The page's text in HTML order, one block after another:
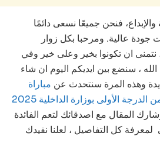
فنحن جميعًا نسعى دائمًا
جودة عالية. ومرحبا بكل زوار
نتمنى ان تكونوا بخير وعلى خير وفي
، سنضع بين ايديكم اليوم ان شاء
وهذه المرة سنتحدث عن مباراة
المقال مع اصدقائك لتعم الفائدة
كل التفاصيل ، لعلنا نفيدك